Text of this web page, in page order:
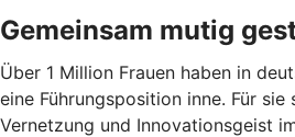
Gemeinsam mutig
Über 1 Million Frauen haben in
eine Führungsposition inne. Für sie
Vernetzung und Innovationsgeist